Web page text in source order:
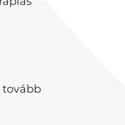
tovább